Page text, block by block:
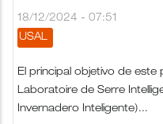
18/12/2024 - 07:51
USAL
El principal objetivo de este
Laboratoire de Serre
Invernadero Inteligente)...